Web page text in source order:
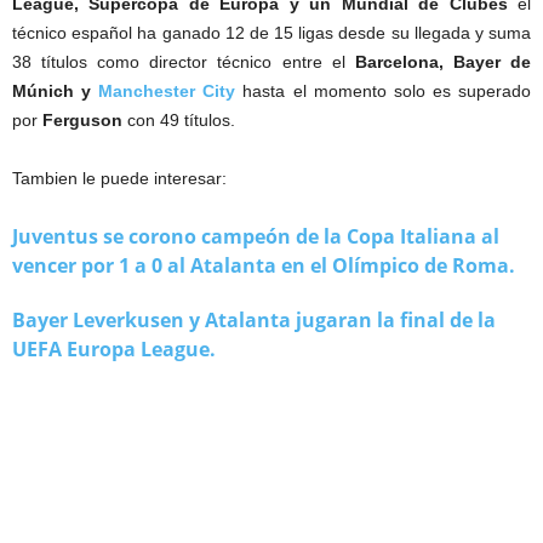
técnico español ha ganado 12 de 15 ligas desde su llegada y suma
38 títulos como director técnico entre el Barcelona, Bayer de
Múnich y Manchester City hasta el momento solo es superado
por Ferguson con 49 títulos.
Tambien le puede interesar:
Juventus se corono campeón de la Copa Italiana al
vencer por 1 a 0 al Atalanta en el Olímpico de Roma.
Bayer Leverkusen y Atalanta jugaran la final de la
UEFA Europa League.